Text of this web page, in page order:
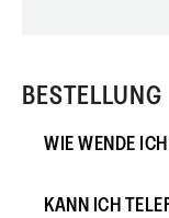
BESTELLUNG
WIE WENDE
KANN ICH